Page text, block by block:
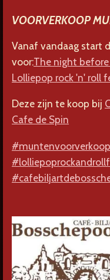
VOORVERKOOP
Vanaf vandaag start
voor:The night
Lolliepop rock 'n' roll
Deze zijn te koop bij
Cafe de Spin
#muntenvoorverkoop